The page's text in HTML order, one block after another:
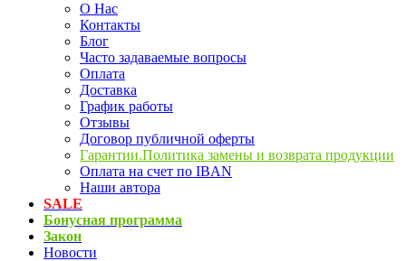
О Нас
Контакты
Блог
Часто задаваемые вопросы
Оплата
Доставка
График работы
Отзывы
Договор публичной оферты
Гарантии.Политика замены и возврата продукции
Оплата на счет по IBAN
Наши автора
SALE
Бонусная программа
Закон
Новости